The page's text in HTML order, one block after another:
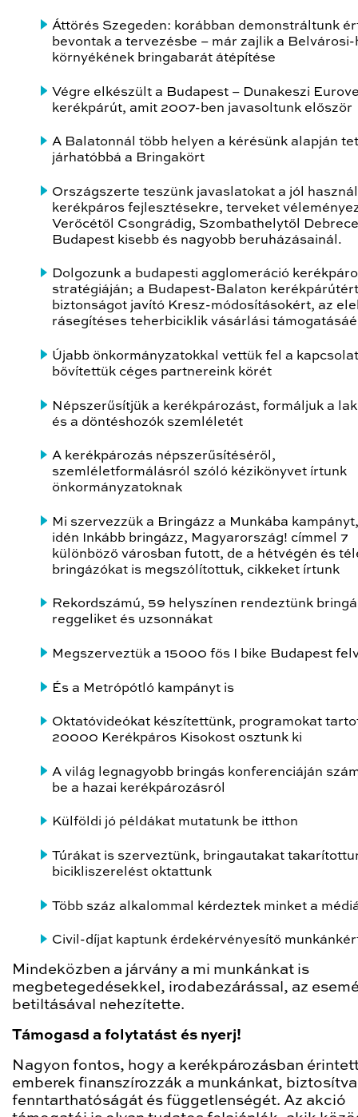
Áttörés Szegeden: korábban demonstráltunk
bevontak a tervezésbe – már zajlik a Belvárosi-
környékének bringabarát átépítése
Végre elkészült a Budapest – Dunakeszi
kerékpárút, amit 2007-ben javasoltunk először
A Balatonnál több helyen a kérésünk alapján
járhatóbbá a Bringakört
Országszerte teszünk javaslatokat a jól
kerékpáros fejlesztésekre, terveket
Verőcétől Csongrádig, Szombathelytől
Budapest kisebb és nagyobb beruházásainál.
Dolgozunk a budapesti agglomeráció
stratégiáján; a Budapest-Balaton
biztonságot javító Kresz-módosításokért, az
rásegítéses teherbiciklik vásárlási
Újabb önkormányzatokkal vettük fel a
bővítettük céges partnereink körét
Népszerűsítjük a kerékpározást, formáljuk a
és a döntéshozók szemléletét
A kerékpározás népszerűsítéséről,
szemléletformálásról szóló kézikönyvet írtunk
önkormányzatoknak
Mi szervezzük a Bringázz a Munkába
idén Inkább bringázz, Magyarország! címmel 7
különböző városban futott, de a hétvégén és
bringázókat is megszólítottuk, cikkeket írtunk
Rekordszámú, 59 helyszínen rendeztünk
reggeliket és uzsonnákat
Megszerveztük a 15000 fős I bike Budapest
És a Metrópótló kampányt is
Oktatóvideókat készítettünk, programokat
20000 Kerékpáros Kisokost osztunk ki
A világ legnagyobb bringás konferenciáján
be a hazai kerékpározásról
Külföldi jó példákat mutatunk be itthon
Túrákat is szerveztünk, bringautakat
bicikliszerelést oktattunk
Több száz alkalommal kérdeztek minket a
Civil-díjat kaptunk érdekérvényesítő
Mindeközben a járvány a mi munkánkat is
megbetegedésekkel, irodabezárással, az
betiltásával nehezítette.
Támogasd a folytatást és nyerj!
Nagyon fontos, hogy a kerékpározásban
emberek finanszírozzák a munkánkat,
fenntarthatóságát és függetlenségét. Az akció